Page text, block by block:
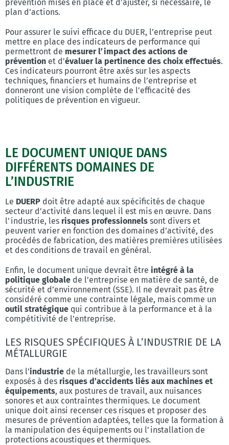
prévention mises en place et d’ajuster, si nécessaire, le
plan d’actions.
Pour assurer le suivi efficace du DUER, l’entreprise peut
mettre en place des indicateurs de performance qui
permettront de mesurer l’impact des actions de
prévention et d’évaluer la pertinence des choix effectués.
Ces indicateurs pourront être axés sur les aspects
techniques, financiers et humains de l’entreprise et
donneront une vision complète de l’efficacité des
politiques de prévention en vigueur.
LE DOCUMENT UNIQUE DANS
DIFFÉRENTS DOMAINES DE
L’INDUSTRIE
Le DUERP doit être adapté aux spécificités de chaque
secteur d’activité dans lequel il est mis en œuvre. Dans
l’industrie, les risques professionnels sont divers et
peuvent varier en fonction des domaines d’activité, des
procédés de fabrication, des matières premières utilisées
et des conditions de travail en général.
Enfin, le document unique devrait être intégré à la
politique globale de l’entreprise en matière de santé, de
sécurité et d’environnement (SSE). Il ne devrait pas être
considéré comme une contrainte légale, mais comme un
outil stratégique qui contribue à la performance et à la
compétitivité de l’entreprise.
LES RISQUES SPÉCIFIQUES À L’INDUSTRIE DE LA
MÉTALLURGIE
Dans l’industrie de la métallurgie, les travailleurs sont
exposés à des risques d’accidents liés aux machines et
équipements, aux postures de travail, aux nuisances
sonores et aux contraintes thermiques. Le document
unique doit ainsi recenser ces risques et proposer des
mesures de prévention adaptées, telles que la formation à
la manipulation des équipements ou l’installation de
protections acoustiques et thermiques.